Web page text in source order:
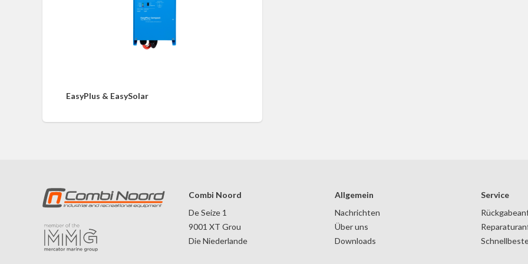
EasyPlus & EasySolar
Combi Noord
De Seize 1
9001 XT Grou
Die Niederlande
Allgemein
Nachrichten
Über uns
Downloads
Service